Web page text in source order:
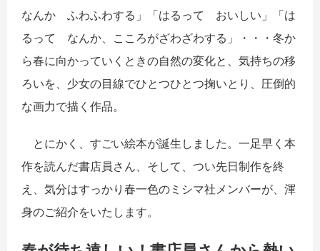
なんか ふわふわする」「はるって おいしい」「は
るって なんか、こころがざわざわする」・・・冬か
ら春に向かっていくときの自然の変化と、気持ちの移
ろいを、少女の目線でひとつひとつ掬いとり、圧倒的
な画力で描く作品。
とにかく、すごい絵本が誕生しました。一足早く本
作を読んだ書店員さん、そして、つい先日制作を終
え、気分はすっかり春一色のミシマ社メンバーが、渾
身のご紹介をいたします。